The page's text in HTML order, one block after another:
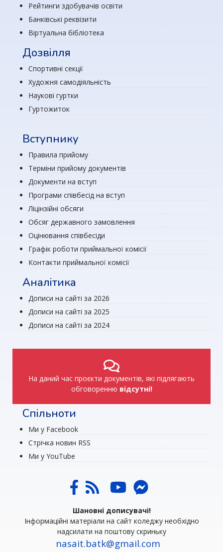
Рейтинги здобувачів освіти
Банківські реквізити
Віртуальна бібліотека
Дозвілля
Спортивні секції
Художня самодіяльність
Наукові гуртки
Гуртожиток
Вступнику
Правила прийому
Терміни прийому документів
Документи на вступ
Програми співбесід на вступ
Ліцінзійні обсяги
Обсяг державного замовлення
Оцінювання співбесіди
Графік роботи приймальної комісії
Контакти приймальної комісії
Аналітика
Дописи на сайті за 2026
Дописи на сайті за 2025
Дописи на сайті за 2024
На даний час проєкти документів, які підлягають
обговоренню відсутні!
Спільноти
Ми у Facebook
Стрічка новин RSS
Ми у YouTube
Шановні дописувачі!
Інформаційні матеріали на сайт коледжу необхідно
надсилати на поштову скриньку
nasait.batk@gmail.com